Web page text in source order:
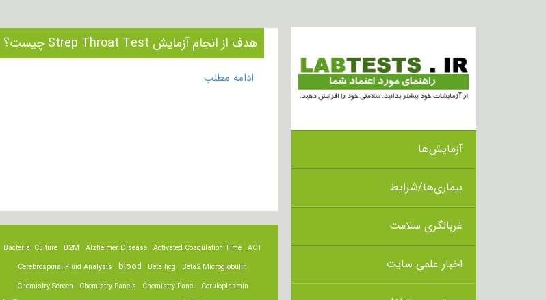
آزمایش‌ها
بیماری‌ها/شرایط
غربالگری سلامت
اخبار علمی سایت
هدف از انجام آزمایش Strep Throat Test چیست؟
ادامه مطلب
ACT
Activated Coagulation Time
Alzheimer Disease
B2M
Bacterial Culture
Beta2 Microglobulin
Beta hcg
blood
Cerebrospinal Fluid Analysis
Ceruloplasmin
Chemistry Panel
Chemistry Panels
Chemistry Screen